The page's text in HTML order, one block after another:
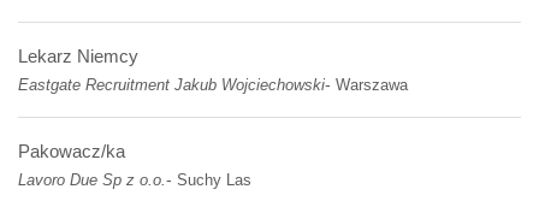
Lekarz Niemcy
Eastgate Recruitment Jakub Wojciechowski- Warszawa
Pakowacz/ka
Lavoro Due Sp z o.o.- Suchy Las